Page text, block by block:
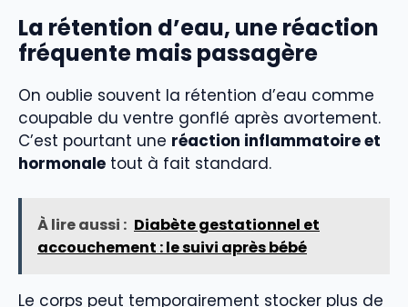
La rétention d’eau, une réaction
fréquente mais passagère
On oublie souvent la rétention d’eau comme
coupable du ventre gonflé après avortement.
C’est pourtant une réaction inflammatoire et
hormonale tout à fait standard.
À lire aussi : Diabète gestationnel et
accouchement : le suivi après bébé
Le corps peut temporairement stocker plus de